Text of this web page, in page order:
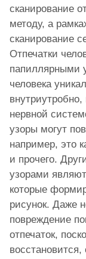
сканирование
методу, а
сканирование
Отпечатки
папиллярными
человека
нервной
узоры могут
например, это
и прочего.
узорами
которые
рисунок. Даже
повреждение
отпечаток,